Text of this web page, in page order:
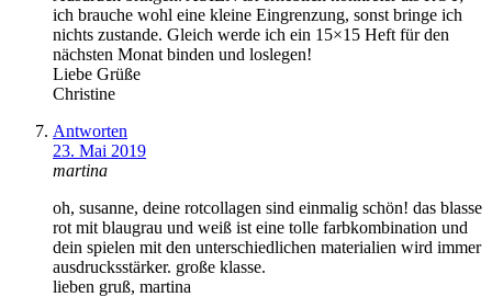
ich brauche wohl eine kleine Eingrenzung, sonst bringe ich
nichts zustande. Gleich werde ich ein 15×15 Heft für den
nächsten Monat binden und loslegen!
Liebe Grüße
Christine
Antworten
23. Mai 2019
martina
oh, susanne, deine rotcollagen sind einmalig schön! das blasse
rot mit blaugrau und weiß ist eine tolle farbkombination und
dein spielen mit den unterschiedlichen materialien wird immer
ausdrucksstärker. große klasse.
lieben gruß, martina